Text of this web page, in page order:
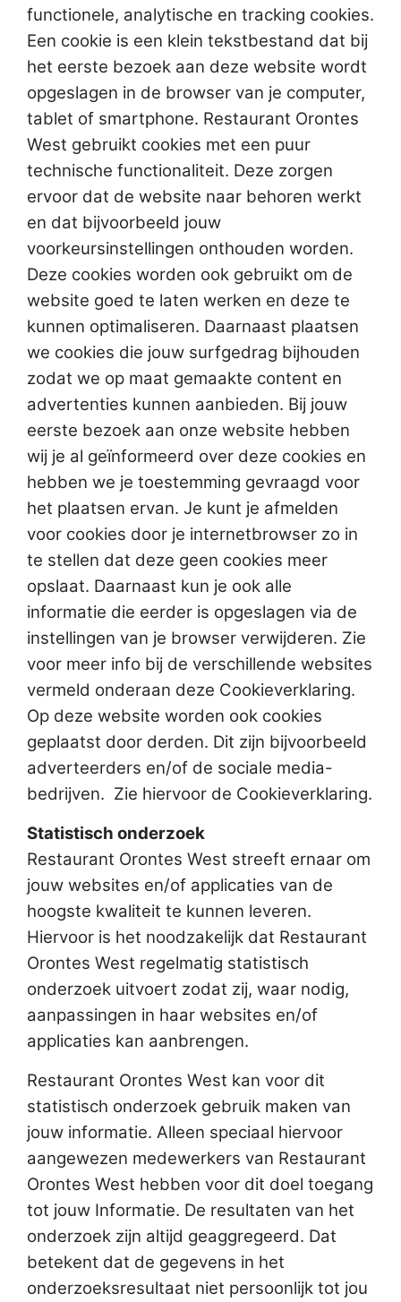
functionele, analytische en tracking cookies.
Een cookie is een klein tekstbestand dat bij
het eerste bezoek aan deze website wordt
opgeslagen in de browser van je computer,
tablet of smartphone. Restaurant Orontes
West gebruikt cookies met een puur
technische functionaliteit. Deze zorgen
ervoor dat de website naar behoren werkt
en dat bijvoorbeeld jouw
voorkeursinstellingen onthouden worden.
Deze cookies worden ook gebruikt om de
website goed te laten werken en deze te
kunnen optimaliseren. Daarnaast plaatsen
we cookies die jouw surfgedrag bijhouden
zodat we op maat gemaakte content en
advertenties kunnen aanbieden. Bij jouw
eerste bezoek aan onze website hebben
wij je al geïnformeerd over deze cookies en
hebben we je toestemming gevraagd voor
het plaatsen ervan. Je kunt je afmelden
voor cookies door je internetbrowser zo in
te stellen dat deze geen cookies meer
opslaat. Daarnaast kun je ook alle
informatie die eerder is opgeslagen via de
instellingen van je browser verwijderen. Zie
voor meer info bij de verschillende websites
vermeld onderaan deze Cookieverklaring.
Op deze website worden ook cookies
geplaatst door derden. Dit zijn bijvoorbeeld
adverteerders en/of de sociale media-
bedrijven. Zie hiervoor de Cookieverklaring.
Statistisch onderzoek
Restaurant Orontes West streeft ernaar om
jouw websites en/of applicaties van de
hoogste kwaliteit te kunnen leveren.
Hiervoor is het noodzakelijk dat Restaurant
Orontes West regelmatig statistisch
onderzoek uitvoert zodat zij, waar nodig,
aanpassingen in haar websites en/of
applicaties kan aanbrengen.
Restaurant Orontes West kan voor dit
statistisch onderzoek gebruik maken van
jouw informatie. Alleen speciaal hiervoor
aangewezen medewerkers van Restaurant
Orontes West hebben voor dit doel toegang
tot jouw Informatie. De resultaten van het
onderzoek zijn altijd geaggregeerd. Dat
betekent dat de gegevens in het
onderzoeksresultaat niet persoonlijk tot jou